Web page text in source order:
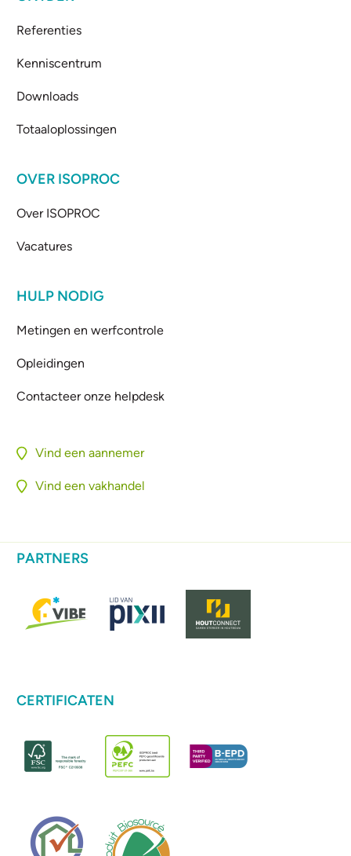
Referenties
Kenniscentrum
Downloads
Totaaloplossingen
OVER ISOPROC
Over ISOPROC
Vacatures
HULP NODIG
Metingen en werfcontrole
Opleidingen
Contacteer onze helpdesk
Vind een aannemer
Vind een vakhandel
PARTNERS
CERTIFICATEN